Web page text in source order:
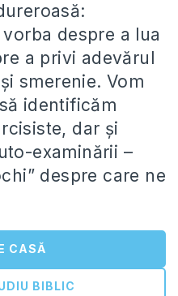
despre a lua
a privi adevărul
smerenie. Vom
identificăm
dar și
examinării –
despre care ne
CASĂ
BIBLIC